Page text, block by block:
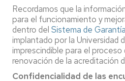
Recordamos que la
para el funcionamiento y
dentro del Sistema de
implantado por la Universidad
imprescindible para el
renovación de la acreditación
Confidencialidad de las